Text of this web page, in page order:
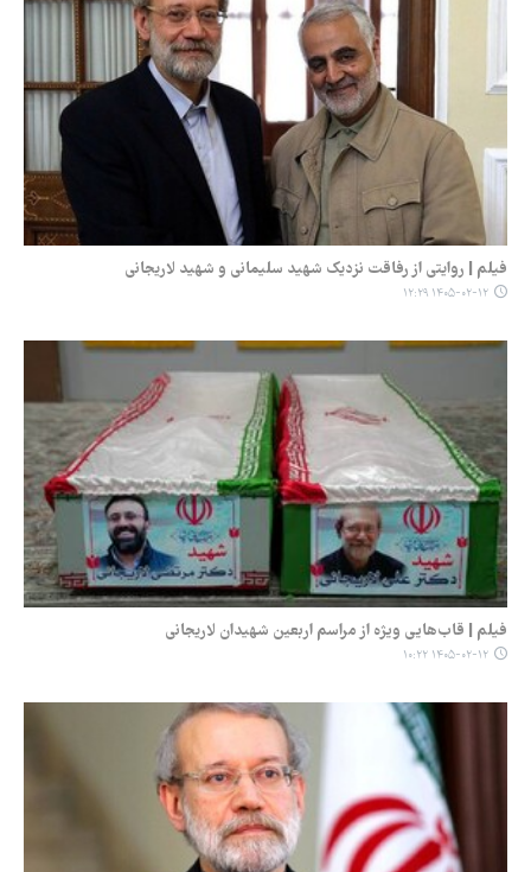
فیلم | روایتی از رفاقت نزدیک شهید سلیمانی و شهید لاریجانی
۱۴۰۵-۰۲-۱۲ ۱۲:۲۹
فیلم | قاب‌هایی ویژه از مراسم اربعین شهیدان لاریجانی
۱۴۰۵-۰۲-۱۲ ۱۰:۲۲